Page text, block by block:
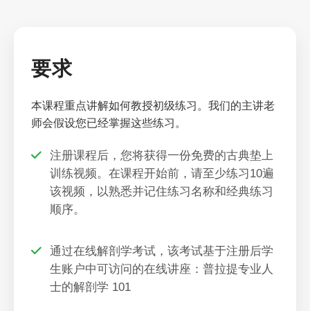
要求
本课程重点讲解如何教授初级练习。我们的主讲老
师会假设您已经掌握这些练习。
注册课程后，您将获得一份免费的古典垫上
训练视频。在课程开始前，请至少练习10遍
该视频，以熟悉并记住练习名称和经典练习
顺序。
通过在线解剖学考试，该考试基于注册后学
生账户中可访问的在线讲座：普拉提专业人
士的解剖学 101